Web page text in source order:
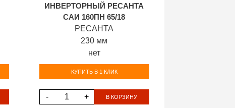
ИНВЕРТОРНЫЙ РЕСАНТА
САИ 160ПН 65/18
РЕСАНТА
230 мм
нет
КУПИТЬ В 1 КЛИК
- + В КОРЗИНУ